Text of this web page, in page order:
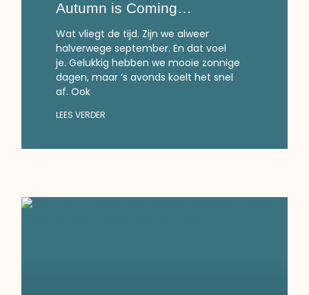
Autumn is Coming…
Wat vliegt de tijd. Zijn we alweer
halverwege september. En dat voel
je. Gelukkig hebben we mooie zonnige
dagen, maar ’s avonds koelt het snel
af. Ook
LEES VERDER